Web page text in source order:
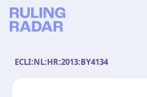
ECLI:NL:HR:2013:BY4134